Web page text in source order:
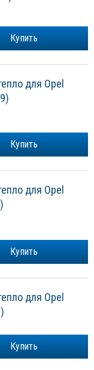
Купить
для Opel
Купить
для Opel
Купить
для Opel
Купить